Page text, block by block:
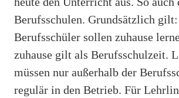
Berufsschulen. Grundsätzlich
Berufsschüler sollen zuhause
zuhause gilt als Berufsschulzeit.
müssen nur außerhalb der
regulär in den Betrieb. Für